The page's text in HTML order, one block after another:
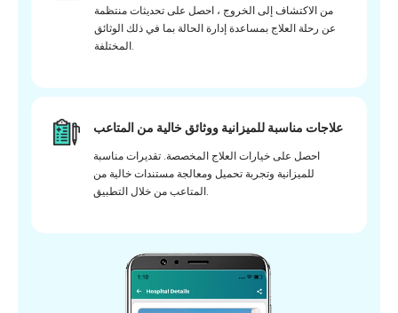
من الاكتشاف إلى الخروج ، احصل على تحديثات منتظمة
عن رحلة العلاج بمساعدة إدارة الحالة بما في ذلك الوثائق
المختلفة.
علاجات مناسبة للميزانية ووثائق خالية من المتاعب
احصل على خيارات العلاج المخصصة. تقديرات مناسبة
للميزانية وتجربة تحميل ومعالجة مستندات خالية من
المتاعب من خلال التطبيق.